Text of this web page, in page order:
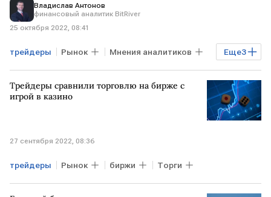
Владислав Антонов
финансовый аналитик BitRiver
25 октября 2022, 08:41
Еще3
трейдеры Рынок Мнения аналитиков
Торги рубль прогноз
Трейдеры сравнили торговлю на бирже с
игрой в казино
27 сентября 2022, 08:36
трейдеры Рынок биржи Торги